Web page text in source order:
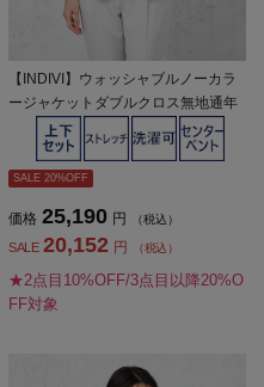
【INDIVI】ウォッシャブルノーカラ
ージャケットダブルクロス無地通年
【レディース】
SALE 20%OFF
価格 25,190 円 （税込）
SALE 20,152 円 （税込）
★2点目10%OFF/3点目以降20%O
FF対象